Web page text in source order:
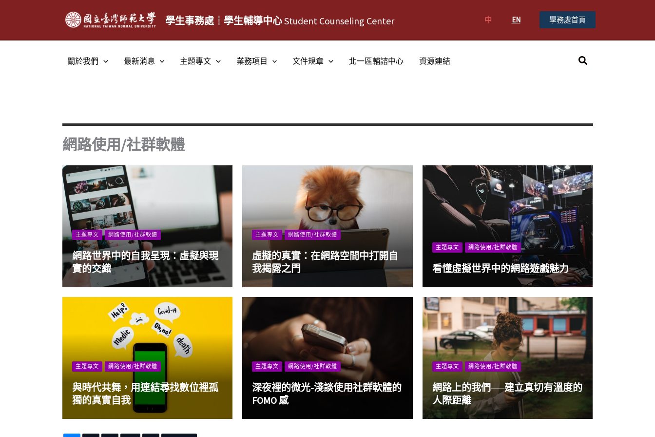
學生事務處┆學生輔導中心Student Counseling Center 中 EN 學務處首頁
關於我們 最新消息 主題專文 業務項目 文件規章 北一區輔諮中心 資源連結
搜
網路使用/社群軟體
主題專文 網路使用/社群軟體
網路世界中的自我呈現：虛擬與現
實的交織
主題專文 網路使用/社群軟體
虛擬的真實：在網路空間中打開自
我揭露之門
主題專文 網路使用/社群軟體
看懂虛擬世界中的網路遊戲魅力
主題專文 網路使用/社群軟體
與時代共舞，用連結尋找數位裡孤
獨的真實自我
主題專文 網路使用/社群軟體
深夜裡的微光-淺談使用社群軟體的
FOMO 感
主題專文 網路使用/社群軟體
網路上的我們──建立真切有溫度的
人際距離